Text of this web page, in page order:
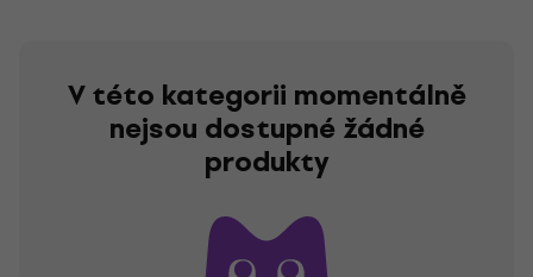
V této kategorii momentálně
nejsou dostupné žádné
produkty